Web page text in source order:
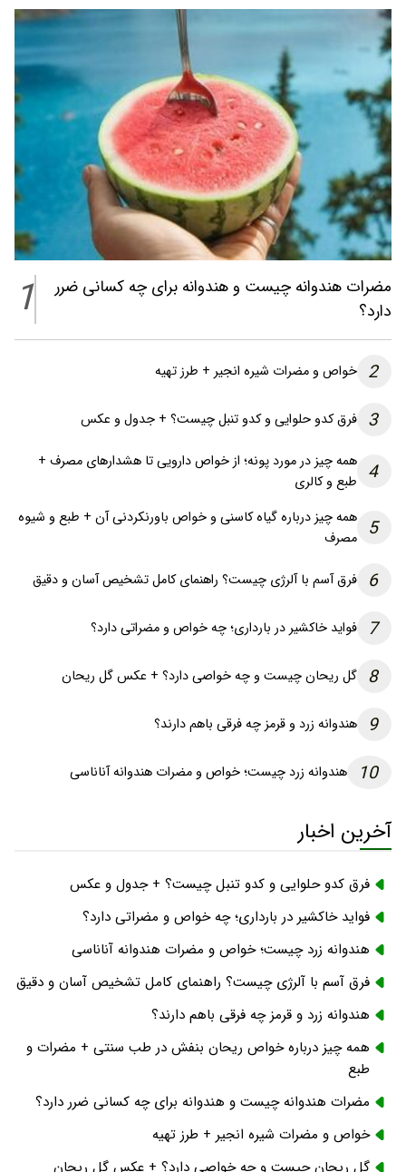
مضرات هندوانه چیست و هندوانه برای چه کسانی ضرر
دارد؟
1
2 خواص و مضرات شیره انجیر + طرز تهیه
3 فرق کدو حلوایی و کدو تنبل چیست؟ + جدول و عکس
4 همه چیز در مورد پونه؛ از خواص دارویی تا هشدارهای مصرف +
طبع و کالری
5
همه چیز درباره گیاه کاسنی و خواص باورنکردنی آن + طبع و شیوه
مصرف
6 فرق آسم با آلرژی چیست؟ راهنمای کامل تشخیص آسان و دقیق
7 فواید خاکشیر در بارداری؛ چه خواص و مضراتی دارد؟
8 گل ریحان چیست و چه خواصی دارد؟ + عکس گل ریحان
9 هندوانه زرد و قرمز چه فرقی باهم دارند؟
10 هندوانه زرد چیست؛ خواص و مضرات هندوانه آناناسی
آخرین اخبار
فرق کدو حلوایی و کدو تنبل چیست؟ + جدول و عکس
فواید خاکشیر در بارداری؛ چه خواص و مضراتی دارد؟
هندوانه زرد چیست؛ خواص و مضرات هندوانه آناناسی
فرق آسم با آلرژی چیست؟ راهنمای کامل تشخیص آسان و دقیق
هندوانه زرد و قرمز چه فرقی باهم دارند؟
همه چیز درباره خواص ریحان بنفش در طب سنتی + مضرات و
طبع
مضرات هندوانه چیست و هندوانه برای چه کسانی ضرر دارد؟
خواص و مضرات شیره انجیر + طرز تهیه
گل ریحان چیست و چه خواصی دارد؟ + عکس گل ریحان